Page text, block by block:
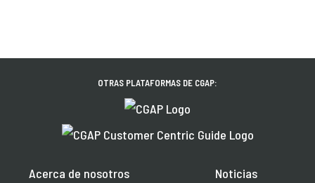
OTRAS PLATAFORMAS DE CGAP:
Acerca de nosotros
Noticias